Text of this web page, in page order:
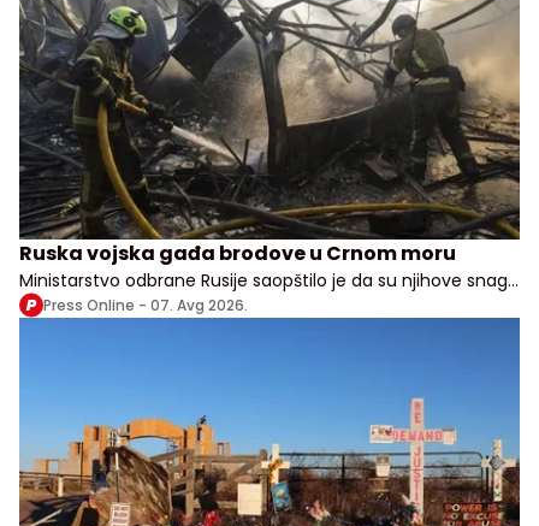
Ruska vojska gađa brodove u Crnom moru
Ministarstvo odbrane Rusije saopštilo je da su njihove snage
izvele udare na vojne, transportne i logističke objekte u više
Press Online - 07. Avg 2026.